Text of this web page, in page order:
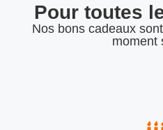
Pour toutes
Nos bons cadeaux
moment